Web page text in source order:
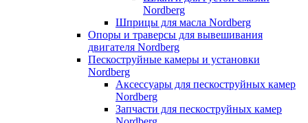
Nordberg
Шприцы для масла Nordberg
Опоры и траверсы для вывешивания
двигателя Nordberg
Пескоструйные камеры и установки
Nordberg
Аксессуары для пескоструйных камер
Nordberg
Запчасти для пескоструйных камер